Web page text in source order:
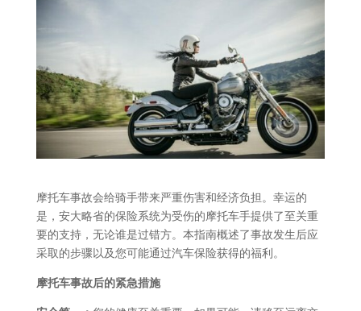
摩托车事故会给骑手带来严重伤害和经济负担。幸运的
是，安大略省的保险系统为受伤的摩托车手提供了至关重
要的支持，无论谁是过错方。本指南概述了事故发生后应
采取的步骤以及您可能通过汽车保险获得的福利。
摩托车事故后的紧急措施